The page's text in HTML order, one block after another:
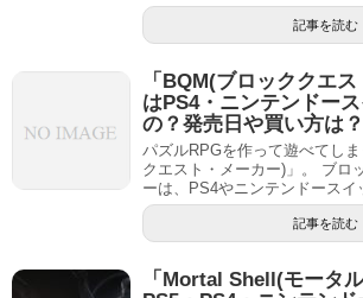
記事を読む
「BQM(ブロッククエス
はPS4・ニンテンドー
の？発売日や買い方は？
パズルRPGを作って遊べてし
クエスト・メーカー)」。 ブロ
ーは、PS4やニンテンドースイ
記事を読む
「Mortal Shell(モータ